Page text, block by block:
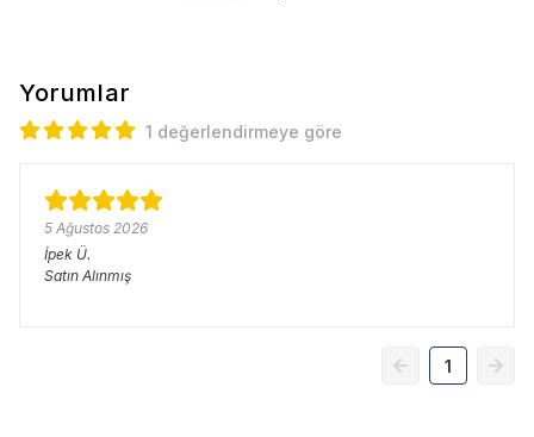
Yorumlar
1 değerlendirmeye göre
5 Ağustos 2026
İpek Ü.
Satın Alınmış
1